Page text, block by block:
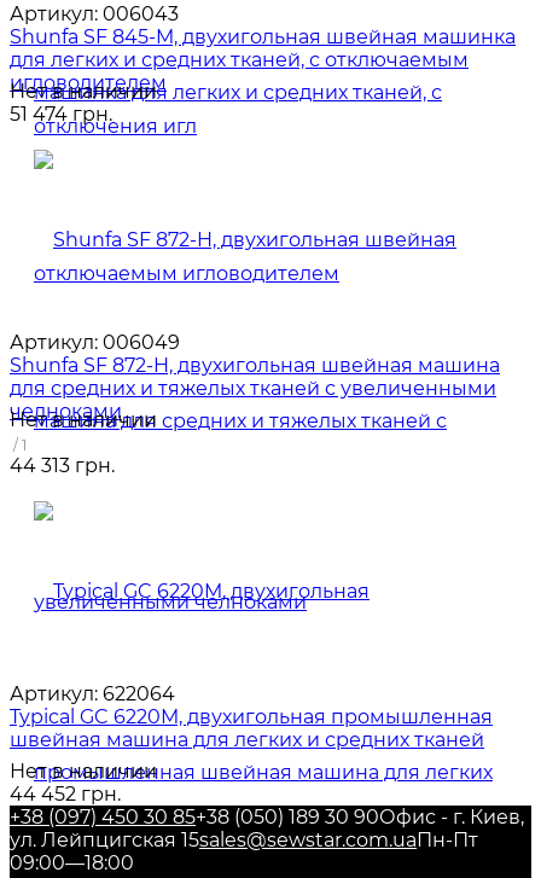
Артикул: 006043
Shunfa SF 845-M, двухигольная швейная машинка
для легких и средних тканей, с отключаемым
игловодителем
Нет в наличии
51 474 грн.
Артикул: 006049
Shunfa SF 872-H, двухигольная швейная машина
для средних и тяжелых тканей с увеличенными
челноками
Нет в наличии
/ 1
44 313 грн.
Артикул: 622064
Typical GC 6220M, двухигольная промышленная
швейная машина для легких и средних тканей
Нет в наличии
44 452 грн.
+38 (097) 450 30 85+38 (050) 189 30 90Офис - г. Киев,
ул. Лейпцигская 15sales@sewstar.com.ua Пн-Пт
09:00—18:00